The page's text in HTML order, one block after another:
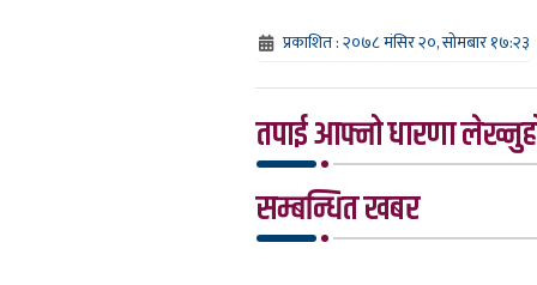
प्रकाशित : २०७८ मंसिर २०, सोमबार १७:२३
तपाई आफ्नो धारणा
सम्बन्धित खबर